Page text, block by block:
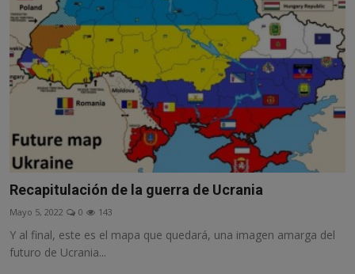
Recapitulación de la guerra de Ucrania
Mayo 5, 2022 0 143
Y al final, este es el mapa que quedará, una imagen amarga del
futuro de Ucrania...